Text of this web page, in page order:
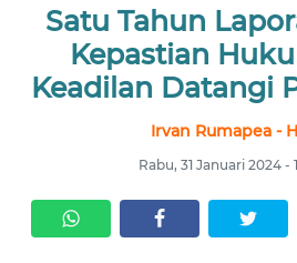
Satu Tahun
Kepastian
Keadilan Datangi
Irvan Rumapea -
Rabu, 31 Januari 2024 -
UTAMA
NUSANTARA
KHAS